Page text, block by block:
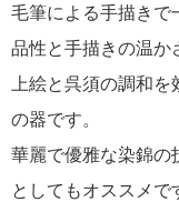
毛筆による手描きで
品性と手描きの温か
上絵と呉須の調和を
の器です。
華麗で優雅な染錦の
としてもオススメで